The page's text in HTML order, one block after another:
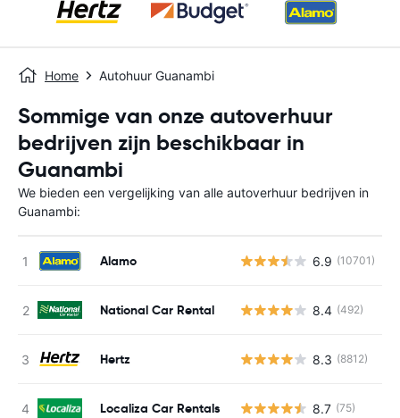
Home Autohuur Guanambi
Sommige van onze autoverhuur
bedrijven zijn beschikbaar in
Guanambi
We bieden een vergelijking van alle autoverhuur bedrijven in
Guanambi:
Alamo 6.9 (10701)
National Car Rental 8.4 (492)
Hertz 8.3 (8812)
Localiza Car Rentals 8.7 (75)